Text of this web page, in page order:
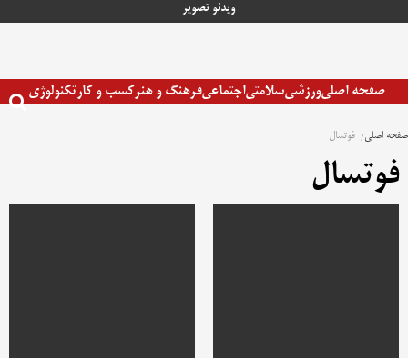
ویدئو تصویر
صفحه اصلیورزشیسلامتیاجتماعیفرهنگ و هنرکسب و کارتکنولوژی
صفحه اصلی فوتسال
فوتسال